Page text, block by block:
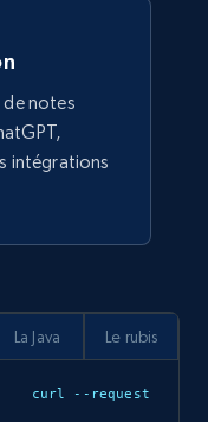
de notes
intégrations
curl --request
La Java Le rubis